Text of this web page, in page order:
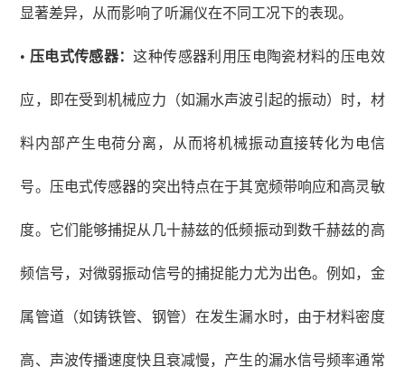
显著差异，从而影响了听漏仪在不同工况下的表现。
• 压电式传感器：这种传感器利用压电陶瓷材料的压电效
应，即在受到机械应力（如漏水声波引起的振动）时，材
料内部产生电荷分离，从而将机械振动直接转化为电信
号。压电式传感器的突出特点在于其宽频带响应和高灵敏
度。它们能够捕捉从几十赫兹的低频振动到数千赫兹的高
频信号，对微弱振动信号的捕捉能力尤为出色。例如，金
属管道（如铸铁管、钢管）在发生漏水时，由于材料密度
高、声波传播速度快且衰减慢，产生的漏水信号频率通常